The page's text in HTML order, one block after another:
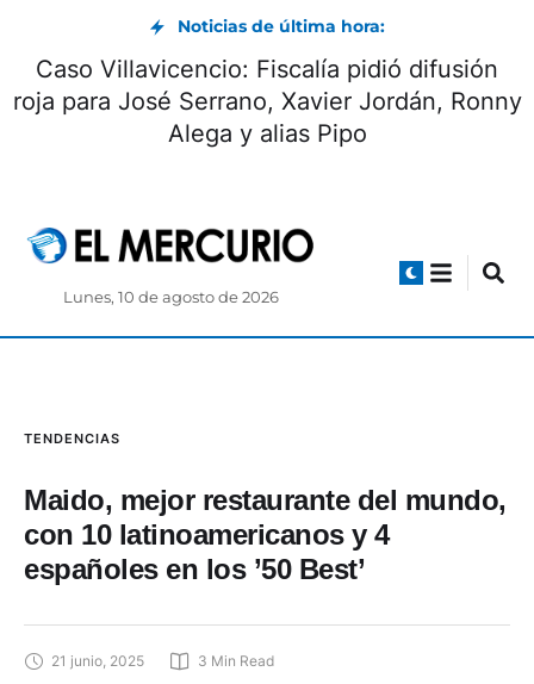
Noticias de última hora:
Caso Villavicencio: Fiscalía pidió difusión
roja para José Serrano, Xavier Jordán, Ronny
Alega y alias Pipo
Lunes, 10 de agosto de 2026
TENDENCIAS
Maido, mejor restaurante del mundo,
con 10 latinoamericanos y 4
españoles en los ’50 Best’
21 junio, 2025 3 Min Read